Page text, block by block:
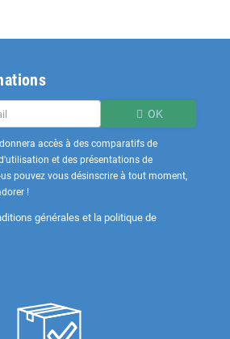
OK
accès à des comparatifs de
et des présentations de
pouvez vous désinscrire à tout moment,
!
générales et la politique de